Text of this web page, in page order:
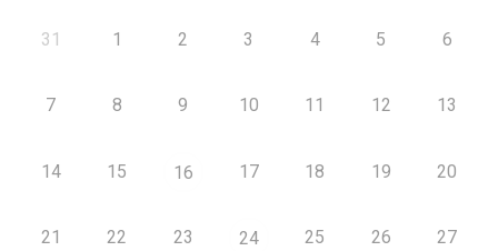
31 1 2 3 4 5 6
7 8 9 10 11 12 13
14 15 16 17 18 19 20
21 22 23 24 25 26 27